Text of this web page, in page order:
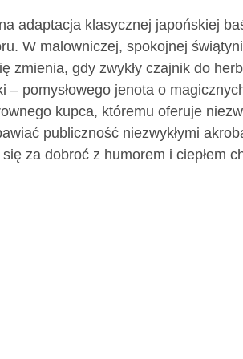
adaptacja klasycznej japońskiej
W malowniczej, spokojnej
zmienia, gdy zwykły czajnik do
pomysłowego jenota o
kupca, któremu oferuje
publiczność niezwykłymi
za dobroć z humorem i ciepłem